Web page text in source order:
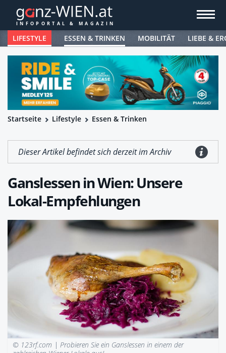
LIFESTYLE ESSEN & TRINKEN MOBILITÄT LIEBE &
Startseite Lifestyle Essen & Trinken
Dieser Artikel befindet sich derzeit im Archiv
Ganslessen in Wien: Unsere
Lokal-Empfehlungen
© 123rf.com |Probieren Sie ein Ganslessen in einem der